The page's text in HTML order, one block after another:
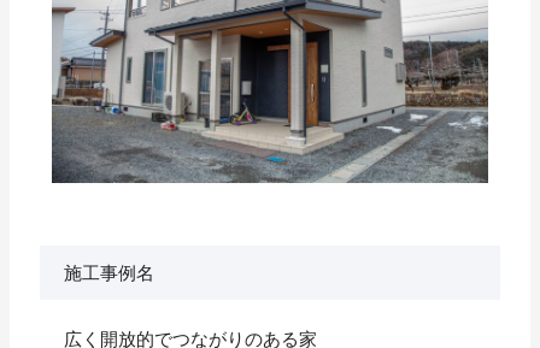
施工事例名
広く開放的でつながりのある家